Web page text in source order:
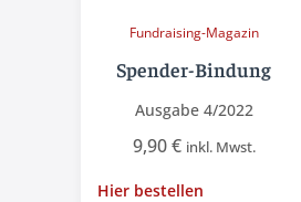
Fundraising-Magazin
Spender-Bindung
Ausgabe 4/2022
9,90€ inkl. Mwst.
Hier bestellen